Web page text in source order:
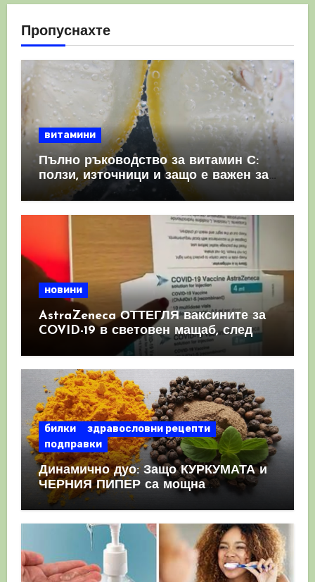
Пропуснахте
витамини
Пълно ръководство за витамин С:
ползи, източници и защо е важен за
имунната система
новини
AstraZeneca ОТТЕГЛЯ ваксините за
COVID-19 в световен мащаб, след
като призна, че те причиняват
КРЪВНИ съсиреци
билки
здравословни рецепти
подправки
Динамично дуо: Защо КУРКУМАТА и
ЧЕРНИЯ ПИПЕР са мощна
комбинация